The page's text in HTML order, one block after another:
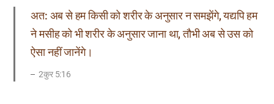
अत: अब से हम किसी को शरीर के अनुसार न समझेंगे, यद्यपि हम
ने मसीह को भी शरीर के अनुसार जाना था, तौभी अब से उस को
ऐसा नहीं जानेंगे।
2कुर 5:16